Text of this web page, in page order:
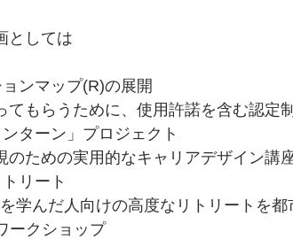
としては
ンマップ(R)の展開
もらうために、使用許諾を含む認定
ターン」プロジェクト
ための実用的なキャリアデザイン講
リート
んだ人向けの高度なリトリートを都
ークショップ